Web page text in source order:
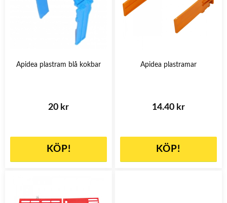
Apidea plastram blå kokbar
20 kr
KÖP!
Apidea plastramar
14.40 kr
KÖP!